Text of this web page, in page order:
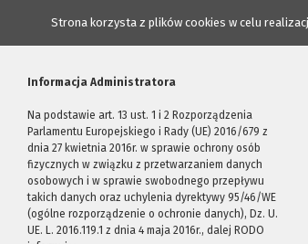
Strona korzysta z plików cookies w celu
Informacja Administratora
Na podstawie art. 13 ust. 1 i 2 Rozporządzenia
Parlamentu Europejskiego i Rady (UE) 2016/679 z
dnia 27 kwietnia 2016r. w sprawie ochrony osób
fizycznych w związku z przetwarzaniem danych
osobowych i w sprawie swobodnego przepływu
takich danych oraz uchylenia dyrektywy 95/46/WE
(ogólne rozporządzenie o ochronie danych), Dz. U.
UE. L. 2016.119.1 z dnia 4 maja 2016r., dalej RODO